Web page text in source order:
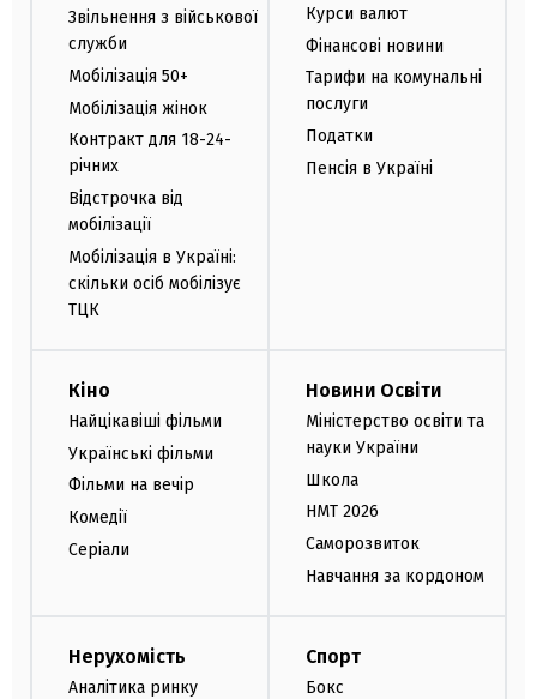
Звільнення з військової
служби
Мобілізація 50+
Мобілізація жінок
Контракт для 18-24-
річних
Відстрочка від
мобілізації
Мобілізація в Україні:
скільки осіб мобілізує
ТЦК
Курси валют
Фінансові новини
Тарифи на комунальні
послуги
Податки
Пенсія в Україні
Кіно
Найцікавіші фільми
Українські фільми
Фільми на вечір
Комедії
Серіали
Новини Освіти
Міністерство освіти та
науки України
Школа
НМТ 2026
Саморозвиток
Навчання за кордоном
Нерухомість
Аналітика ринку
Спорт
Бокс